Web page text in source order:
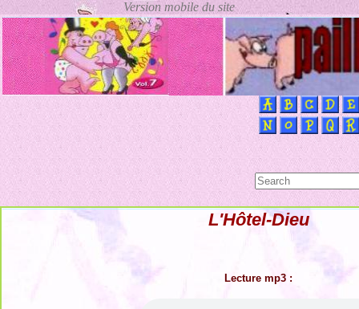
L'Hôtel-Dieu
Lecture mp3 :